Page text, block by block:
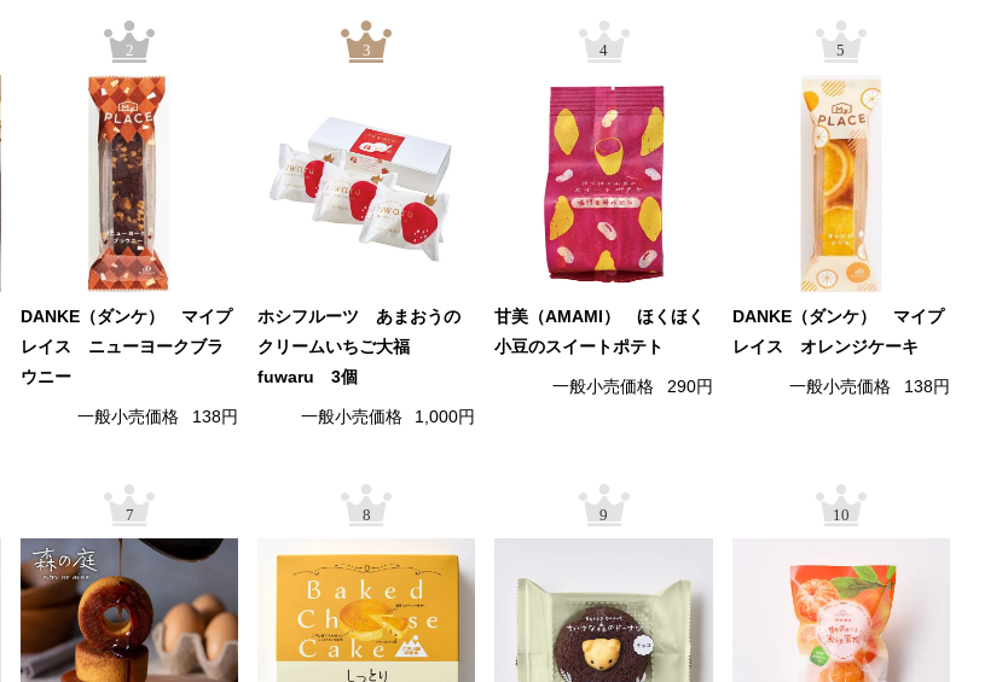
2
DANKE（ダンケ） マイプ
レイス ニューヨークブラ
ウニー
一般小売価格 138円
3
ホシフルーツ あまおうの
クリームいちご大福
fuwaru 3個
一般小売価格 1,000円
4
甘美（AMAMI） ほくほく
小豆のスイートポテト
一般小売価格 290円
5
DANKE（ダンケ） マイプ
レイス オレンジケーキ
一般小売価格 138円
7 8 9 10